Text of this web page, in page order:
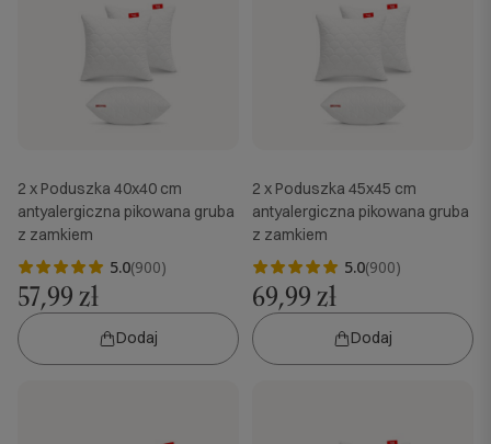
2 x Poduszka 40x40 cm
antyalergiczna pikowana gruba
z zamkiem
5.0(900)
57,99 zł
Dodaj
2 x Poduszka 45x45 cm
antyalergiczna pikowana gruba
z zamkiem
5.0(900)
69,99 zł
Dodaj